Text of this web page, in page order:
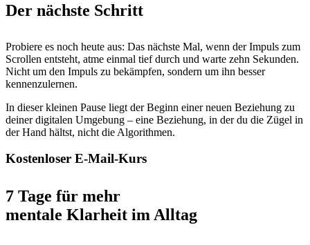
Der nächste Schritt
Probiere es noch heute aus: Das nächste Mal, wenn der Impuls zum
Scrollen entsteht, atme einmal tief durch und warte zehn Sekunden.
Nicht um den Impuls zu bekämpfen, sondern um ihn besser
kennenzulernen.
In dieser kleinen Pause liegt der Beginn einer neuen Beziehung zu
deiner digitalen Umgebung – eine Beziehung, in der du die Zügel in
der Hand hältst, nicht die Algorithmen.
Kostenloser E-Mail-Kurs
7 Tage für mehr
mentale Klarheit im Alltag